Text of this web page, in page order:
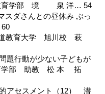
教育学部 境 泉 洋… 54
ダさんとの昼休み ぶっ
教育大学 旭川校 萩
題行動が少ない子どもが
学部 助教 松 本 拓
アセスメント（12） 潜